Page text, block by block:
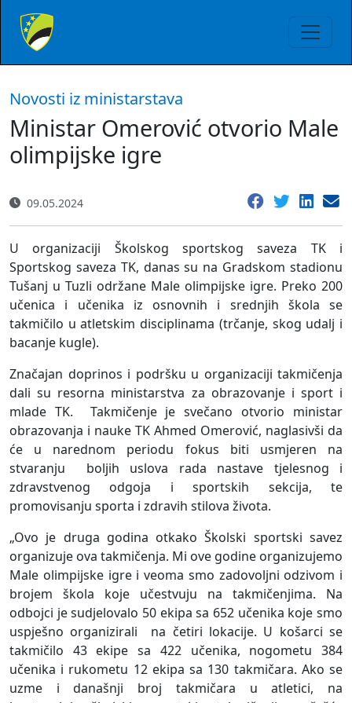
Novosti iz ministarstava
Ministar Omerović otvorio Male
olimpijske igre
09.05.2024
U organizaciji Školskog sportskog saveza TK i
Sportskog saveza TK, danas su na Gradskom stadionu
Tušanj u Tuzli održane Male olimpijske igre. Preko 200
učenica i učenika iz osnovnih i srednjih škola se
takmičilo u atletskim disciplinama (trčanje, skog udalj i
bacanje kugle).
Značajan doprinos i podršku u organizaciji takmičenja
dali su resorna ministarstva za obrazovanje i sport i
mlade TK. Takmičenje je svečano otvorio ministar
obrazovanja i nauke TK Ahmed Omerović, naglasivši da
će u narednom periodu fokus biti usmjeren na
stvaranju boljih uslova rada nastave tjelesnog i
zdravstvenog odgoja i sportskih sekcija, te
promovisanju sporta i zdravih stilova života.
„Ovo je druga godina otkako Školski sportski savez
organizuje ova takmičenja. Mi ove godine organizujemo
Male olimpijske igre i veoma smo zadovoljni odzivom i
brojem škola koje učestvuju na takmičenjima. Na
odbojci je sudjelovalo 50 ekipa sa 652 učenika koje smo
uspješno organizirali na četiri lokacije. U košarci se
takmičilo 43 ekipe sa 422 učenika, nogometu 384
učenika i rukometu 12 ekipa sa 130 takmičara. Ako se
uzme i današnji broj takmičara u atletici, na